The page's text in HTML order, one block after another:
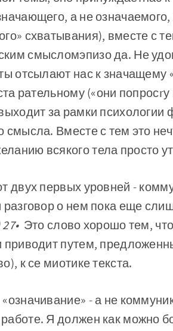
а не
схватывания), вместе с
смысломэпизо­ да. Не
отсылают нас к
рательному («они
за рамки
смысла. Вместе с тем это
всякого тела просто
двух первых уровней -
о нем пока еще
Это слово хорошо тем,
приводит путем,
к се­ миотике текста.
- а не
Я должен как можно